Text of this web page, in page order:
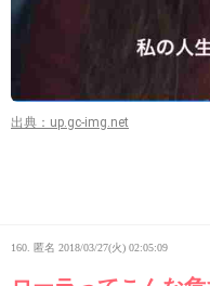
出典：up.gc-img.net
160. 匿名 2018/03/27(火) 02:05:09